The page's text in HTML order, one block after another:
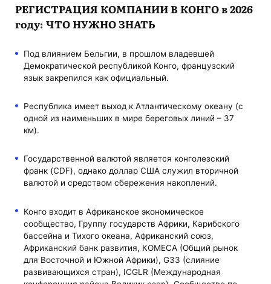
РЕГИСТРАЦИЯ КОМПАНИИ В КОНГО в 2026
году: ЧТО НУЖНО ЗНАТЬ
Под влиянием Бельгии, в прошлом владевшей
Демократической республикой Конго, французский
язык закрепился как официальный.
Республика имеет выход к Атлантическому океану (с
одной из наименьших в мире береговых линий – 37
км).
Государственной валютой является конголезский
франк (CDF), однако доллар США служил вторичной
валютой и средством сбережения накоплений.
Конго входит в Африканское экономическое
сообщество, Группу государств Африки, Карибского
бассейна и Тихого океана, Африканский союз,
Африканский банк развития, КОМЕСА (Общий рынок
для Восточной и Южной Африки), G33 (слияние
развивающихся стран), ICGLR (Международная